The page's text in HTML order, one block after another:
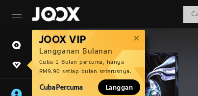
JOOX VIP
Langganan Bulanan
Cuba 1 Bulan percuma, hanya
RM9.90 setiap bulan seterusnya.
Cuba Percuma Langgan